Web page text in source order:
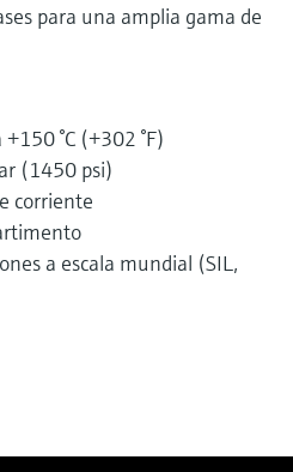
para una amplia gama de
°C (+302 °F)
(1450 psi)
corriente
a escala mundial (SIL,